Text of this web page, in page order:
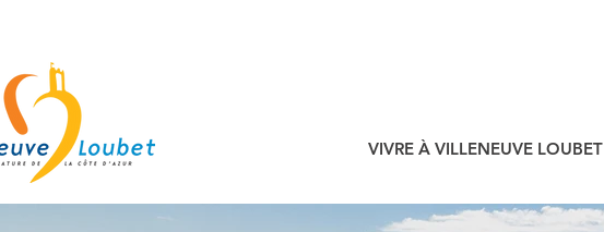
VIVRE À VILLENEUVE LOUBET